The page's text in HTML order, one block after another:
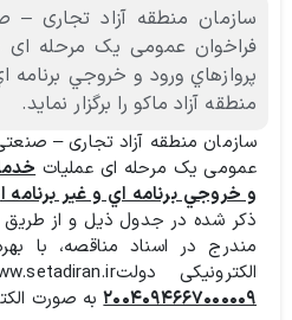
سازمان منطقه آزاد تجاری –
فراخوان عمومی یک مرحله
پروازهاي ورود و خروجي برنامه
منطقه آزاد ماكو را برگزار نماید.
سازمان منطقه آزاد تجاری –
عمومی یک مرحله ای عملیات
و خروجي برنامه اي و غير برنامه
ذکر شده در جدول ذیل و از طریق
مندرج در اسناد مناقصه، با
الکترونیکی دولتwww.setadiran.irو با شماره مناقصه
۲۰۰۴۰۹۴۶۶۷۰۰۰۰۰۹به صورت